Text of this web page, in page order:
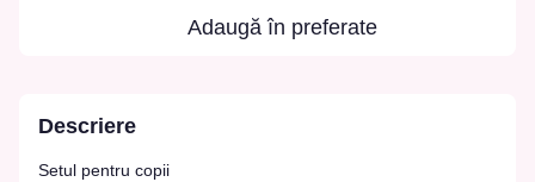
Adaugă în preferate
Descriere
Setul pentru copii